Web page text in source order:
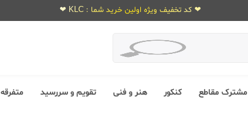
❤ کد تخفیف ویژه اولین خرید شما : KLC ❤
مشترک مقاطع کنکور هنر و فنی تقویم و سررسید متفرقه